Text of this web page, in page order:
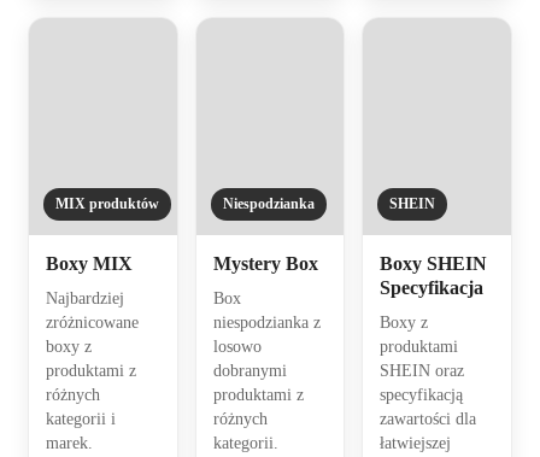
MIX produktów
Boxy MIX
Najbardziej
zróżnicowane
boxy z
produktami z
różnych
kategorii i
marek.
Niespodzianka
Mystery Box
Box
niespodzianka z
losowo
dobranymi
produktami z
różnych
kategorii.
SHEIN
Boxy SHEIN
Specyfikacja
Boxy z
produktami
SHEIN oraz
specyfikacją
zawartości dla
łatwiejszej